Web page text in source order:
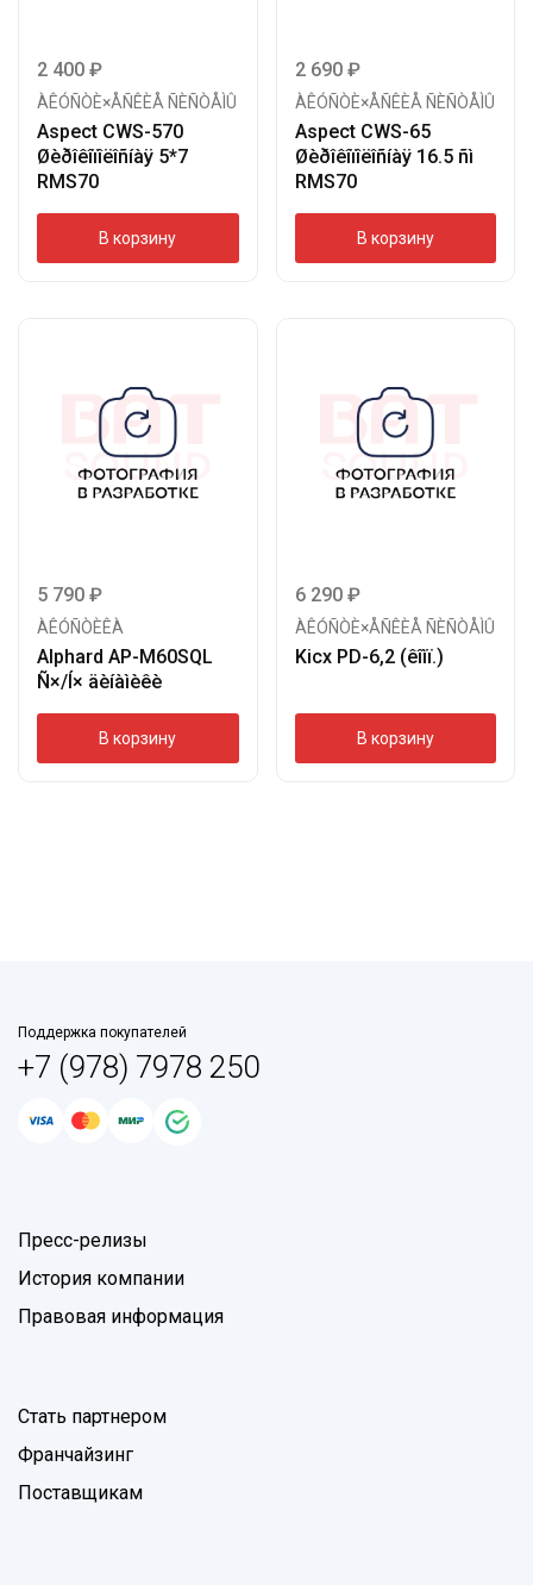
2 400 ₽
ÀÊÓÑÒÈ×ÅÑÊÈÅ ÑÈÑÒÅÌÛ
Aspect CWS-570
Øèðîêîïîëîñíàÿ 5*7
RMS70
В корзину
2 690 ₽
ÀÊÓÑÒÈ×ÅÑÊÈÅ ÑÈÑÒÅÌÛ
Aspect CWS-65
Øèðîêîïîëîñíàÿ 16.5 ñì
RMS70
В корзину
5 790 ₽
ÀÊÓÑÒÈÊÀ
Alphard AP-M60SQL
Ñ×/Í× äèíàìèêè
В корзину
6 290 ₽
ÀÊÓÑÒÈ×ÅÑÊÈÅ ÑÈÑÒÅÌÛ
Kicx PD-6,2 (êîìï.)
В корзину
Поддержка покупателей
+7 (978) 7978 250
Пресс-релизы
История компании
Правовая информация
Стать партнером
Франчайзинг
Поставщикам